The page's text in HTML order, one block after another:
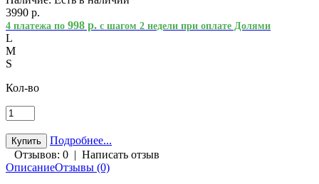
3990 р.
4 платежа по 998 р. с шагом 2 недели при оплате Долями
L
M
S
Кол-во
Подробнее...
Отзывов: 0 | Написать отзыв
ОписаниеОтзывы (0)